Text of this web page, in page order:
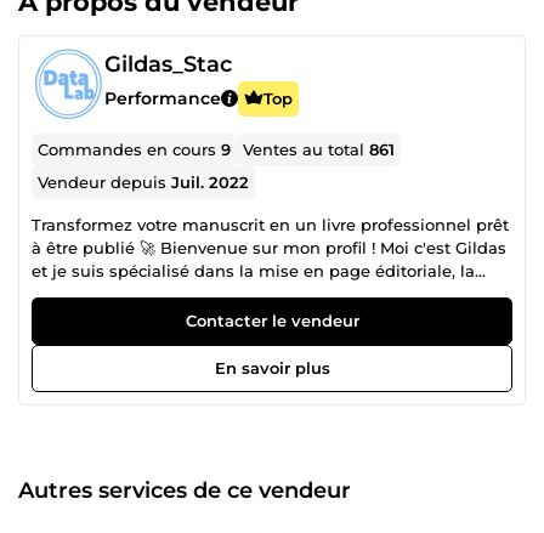
Gildas_Stac
Performance Top
Commandes en cours9 Ventes au total861
Vendeur depuisJuil. 2022
Transformez votre manuscrit en un livre professionnel prêt
à être publié 🚀 Bienvenue sur mon profil ! Moi c'est Gildas
et je suis spécialisé dans la mise en page éditoriale, la
publication Amazon KDP, la création de couvertures
professionnelles et l’optimisation de documents destinés
à l’impression ou au numérique. Depuis 2022, j’ai
accompagné des centaines d’auteurs, étudiants,
entrepreneurs et professionnels dans la réalisation de
814 ventes réalisées ✅ 610 avis positifs ⭐ ✅ 5,0/5 de
satisfaction client ✅ Livraison sérieuse et
Contacter le vendeur
En savoir plus
Autres services de ce vendeur